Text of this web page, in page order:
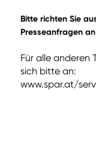
Bitte richten Sie
Presseanfragen
Für alle anderen
sich bitte an:
www.spar.at/